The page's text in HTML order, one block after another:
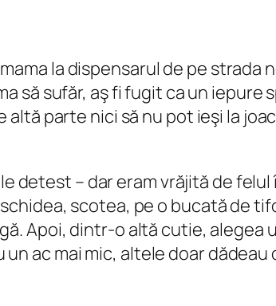
la dispensarul de pe strada
să sufăr, aş fi fugit ca un iepure
parte nici să nu pot ieşi la
detest – dar eram vrăjită de
scotea, pe o bucată de
Apoi, dintr-o altă cutie, alegea
ac mai mic, altele doar dădeau